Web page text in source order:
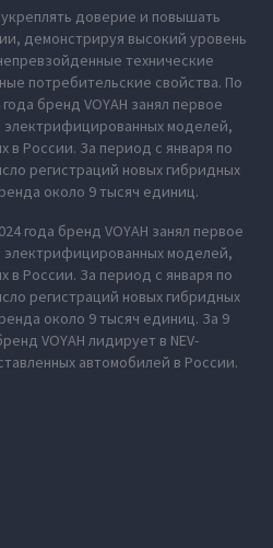
доверие и повышать
демонстрируя высокий уровень
технические
потребительские свойства. По
бренд VOYAH занял первое
электрифицированных моделей,
в России. За период с января по
регистраций новых гибридных
около 9 тысяч единиц.
года бренд VOYAH занял первое
электрифицированных моделей,
в России. За период с января по
регистраций новых гибридных
около 9 тысяч единиц. За 9
VOYAH лидирует в NEV-
автомобилей в России.